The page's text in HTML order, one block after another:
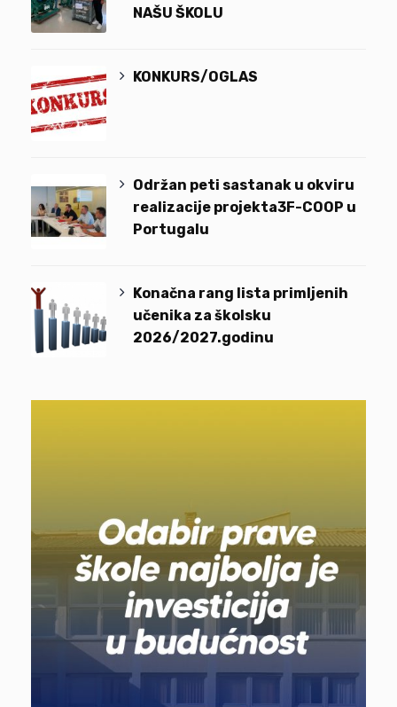
NAŠU ŠKOLU
KONKURS/OGLAS
Održan peti sastanak u okviru
realizacije projekta3F-COOP u
Portugalu
Konačna rang lista primljenih
učenika za školsku
2026/2027.godinu